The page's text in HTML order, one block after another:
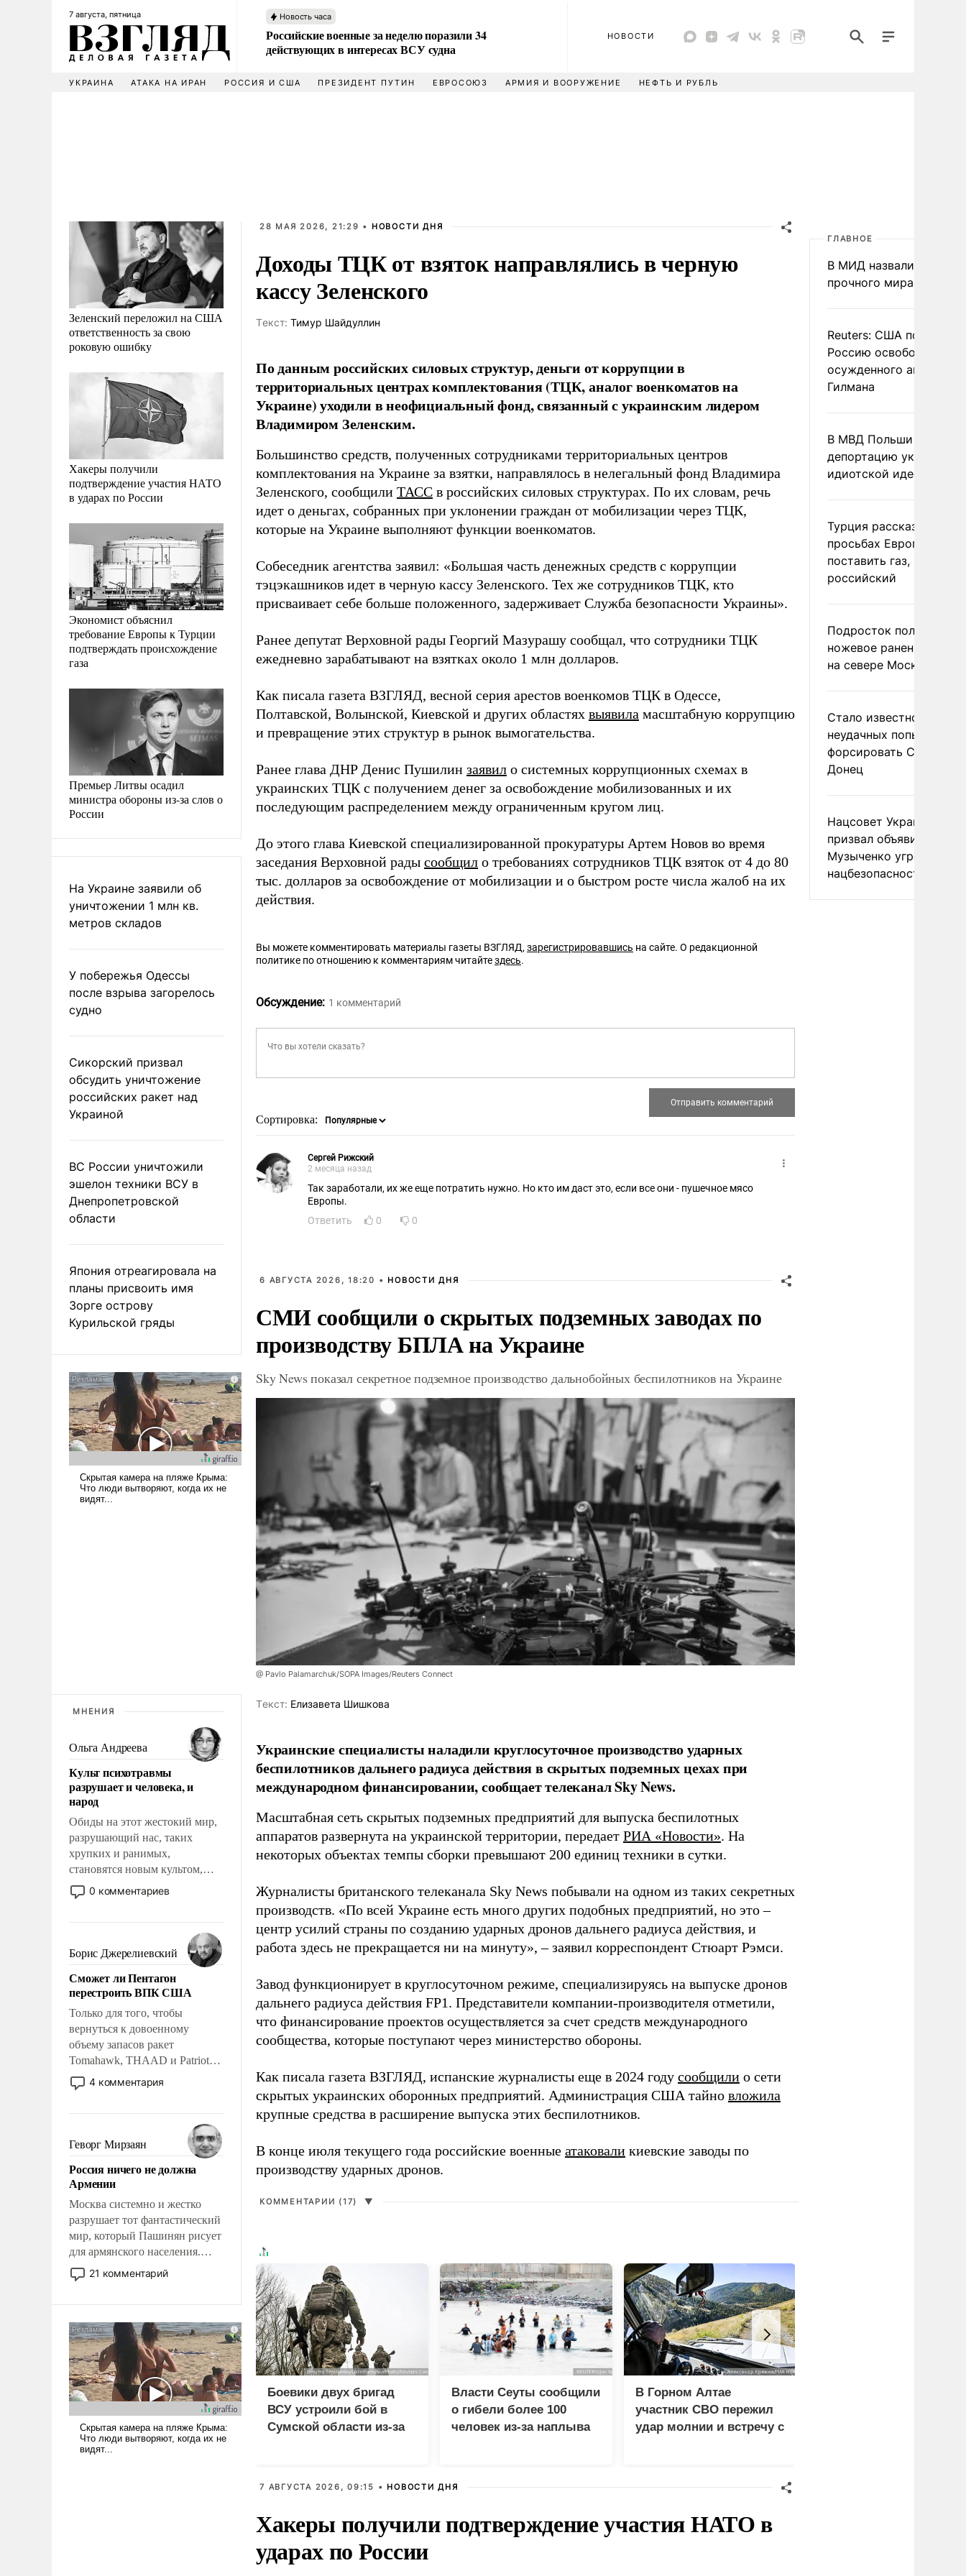
7 августа, пятница Новость часа
Российские военные за неделю поразили 34
действующих в интересах ВСУ судна
НОВОСТИ
УКРАИНА АТАКА НА ИРАН РОССИЯ И США ПРЕЗИДЕНТ ПУТИН ЕВРОСОЮЗ АРМИЯ И ВООРУЖЕНИЕ НЕФТЬ И РУБЛЬ
Зеленский переложил на США
ответственность за свою
роковую ошибку
Хакеры получили
подтверждение участия НАТО
в ударах по России
Экономист объяснил
требование Европы к Турции
подтверждать происхождение
газа
Премьер Литвы осадил
министра обороны из-за слов о
России
На Украине заявили об
уничтожении 1 млн кв.
метров складов
У побережья Одессы
после взрыва загорелось
судно
Сикорский призвал
обсудить уничтожение
российских ракет над
Украиной
ВС России уничтожили
эшелон техники ВСУ в
Днепропетровской
области
Япония отреагировала на
планы присвоить имя
Зорге острову
Курильской гряды
МНЕНИЯ
Ольга Андреева
Культ психотравмы
разрушает и человека, и
народ
Обиды на этот жестокий мир,
разрушающий нас, таких
хрупких и ранимых,
становятся новым культом,
постепенно вытесняя и
отменяя традиционное
мужественным и твердым под
ударами судьбы, брать на себя
ответственность, помогать
слабым, идти вперед и
адаптироваться.
0 комментариев
Борис Джерелиевский
Сможет ли Пентагон
перестроить ВПК США
Только для того, чтобы
вернуться к довоенному
объему запасов ракет
Tomahawk, THAAD и Patriot
США потребуется более трех
лет. Даже небольшая война с
Сложившаяся ситуация
означает многолетний период
уязвимости США, например,
перед Китаем.
4 комментария
Геворг Мирзаян
Россия ничего не должна
Армении
Москва системно и жестко
разрушает тот фантастический
мир, который Пашинян рисует
для армянского населения.
Мир, где политические
прожекты будут безусловно
налогоплательщиков и где
Еревану за свои поступки не
нужно отвечать.
21 комментарий
28 МАЯ 2026, 21:29 • НОВОСТИ ДНЯ
Доходы ТЦК от взяток направлялись в черную
кассу Зеленского
Tекст: Тимур Шайдуллин
По данным российских силовых структур, деньги от коррупции в
территориальных центрах комплектования (ТЦК, аналог военкоматов на
Украине) уходили в неофициальный фонд, связанный с украинским лидером
Владимиром Зеленским.
Большинство средств, полученных сотрудниками территориальных центров
комплектования на Украине за взятки, направлялось в нелегальный фонд Владимира
Зеленского, сообщили ТАСС в российских силовых структурах. По их словам, речь
идет о деньгах, собранных при уклонении граждан от мобилизации через ТЦК,
которые на Украине выполняют функции военкоматов.
Собеседник агентства заявил: «Большая часть денежных средств с коррупции
тэцэкашников идет в черную кассу Зеленского. Тех же сотрудников ТЦК, кто
присваивает себе больше положенного, задерживает Служба безопасности Украины».
Ранее депутат Верховной рады Георгий Мазурашу сообщал, что сотрудники ТЦК
ежедневно зарабатывают на взятках около 1 млн долларов.
Как писала газета ВЗГЛЯД, весной серия арестов военкомов ТЦК в Одессе,
Полтавской, Волынской, Киевской и других областях выявила масштабную коррупцию
и превращение этих структур в рынок вымогательства.
Ранее глава ДНР Денис Пушилин заявил о системных коррупционных схемах в
украинских ТЦК с получением денег за освобождение мобилизованных и их
последующим распределением между ограниченным кругом лиц.
До этого глава Киевской специализированной прокуратуры Артем Новов во время
заседания Верховной рады сообщил о требованиях сотрудников ТЦК взяток от 4 до 80
тыс. долларов за освобождение от мобилизации и о быстром росте числа жалоб на их
действия.
Вы можете комментировать материалы газеты ВЗГЛЯД, зарегистрировавшись на сайте. О редакционной
политике по отношению к комментариям читайтездесь.
Обсуждение: 1 комментарий
Сортировка:
Сергей Рижский
2 месяца назад
Так заработали, их же еще потратить нужно. Но кто им даст это, если все они - пушечное мясо
Европы.
Ответить
0 0
6 АВГУСТА 2026, 18:20 • НОВОСТИ ДНЯ
СМИ сообщили о скрытых подземных заводах по
производству БПЛА на Украине
Sky News показал секретное подземное производство дальнобойных беспилотников на Украине
@ Pavlo Palamarchuk/SOPA Images/Reuters Connect
Tекст: Елизавета Шишкова
Украинские специалисты наладили круглосуточное производство ударных
беспилотников дальнего радиуса действия в скрытых подземных цехах при
международном финансировании, сообщает телеканал Sky News.
Масштабная сеть скрытых подземных предприятий для выпуска беспилотных
аппаратов развернута на украинской территории, передает РИА «Новости». На
некоторых объектах темпы сборки превышают 200 единиц техники в сутки.
Журналисты британского телеканала Sky News побывали на одном из таких секретных
производств. «По всей Украине есть много других подобных предприятий, но это –
центр усилий страны по созданию ударных дронов дальнего радиуса действия, и
работа здесь не прекращается ни на минуту», – заявил корреспондент Стюарт Рэмси.
Завод функционирует в круглосуточном режиме, специализируясь на выпуске дронов
дальнего радиуса действия FP1. Представители компании-производителя отметили,
что финансирование проектов осуществляется за счет средств международного
сообщества, которые поступают через министерство обороны.
Как писала газета ВЗГЛЯД, испанские журналисты еще в 2024 году сообщили о сети
скрытых украинских оборонных предприятий. Администрация США тайно вложила
крупные средства в расширение выпуска этих беспилотников.
В конце июля текущего года российские военные атаковали киевские заводы по
производству ударных дронов.
КОММЕНТАРИИ (17) ▼
Боевики двух бригад
ВСУ устроили бой в
Сумской области из-за
Власти Сеуты сообщили
о гибели более 100
человек из-за наплыва
В Горном Алтае
участник СВО пережил
удар молнии и встречу с
7 АВГУСТА 2026, 09:15 • НОВОСТИ ДНЯ
Хакеры получили подтверждение участия НАТО в
ударах по России
ГЛАВНОЕ
В МИД назвали условия
прочного мира на
Reuters: США
Россию освободить
осужденного
Гилмана
В МВД Польши назвали
депортацию украинцев
идиотской идеей
Турция рассказала о
просьбах Европы
поставить газ, но не
российский
Подросток получил
ножевое ранение в
на севере Москвы
Стало известно о
неудачных попытках
форсировать
Донец
Нацсовет Украины по
призвал объявить
Музыченко угрозой
нацбезопасности